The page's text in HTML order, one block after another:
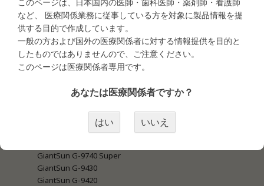
●タトゥー商材
・タトゥー商材＜マシン関連＞
MEI-CHA LUMI
MEI-CHA IRIS
MEI-CHA SQ1
MEI-CHA Angel Blue
MEI-CHA Sapphire
GiantSun G-9740 Super
GiantSun G-9430
GiantSun G-9420
など、 医療関係業務に従事している方を対象に製品情報を提
供する目的で作成しています。
一般の方および国外の医療関係者に対する情報提供を目的と
したものではありませんので、ご注意ください。
このページは医療関係者専用です。
あなたは医療関係者ですか？
はい いいえ